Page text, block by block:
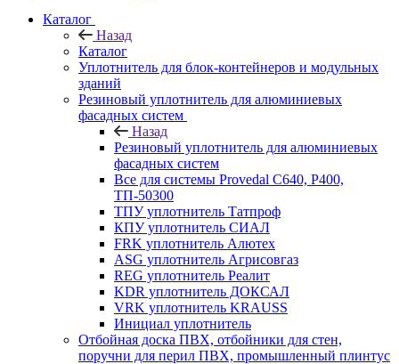
Каталог
Назад
Каталог
Уплотнитель для блок-контейнеров и модульных
зданий
Резиновый уплотнитель для алюминиевых
фасадных систем
Назад
Резиновый уплотнитель для алюминиевых
фасадных систем
Все для системы Provedal С640, Р400,
ТП-50300
ТПУ уплотнитель Татпроф
КПУ уплотнитель СИАЛ
FRK уплотнитель Алютех
ASG уплотнитель Агрисовгаз
REG уплотнитель Реалит
KDR уплотнитель ДОКСАЛ
VRK уплотнитель KRAUSS
Инициал уплотнитель
Отбойная доска ПВХ, отбойники для стен,
поручни для перил ПВХ, промышленный плинтус